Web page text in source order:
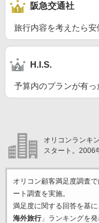
阪急交通社
旅行内容を考えたら安
H.I.S.
予算内のプランが有っ
オリコンランキ
スタート。2006
オリコン顧客満足度調査
ート調査を実施。
満足度に関する回答を基
海外旅行」ランキングを発